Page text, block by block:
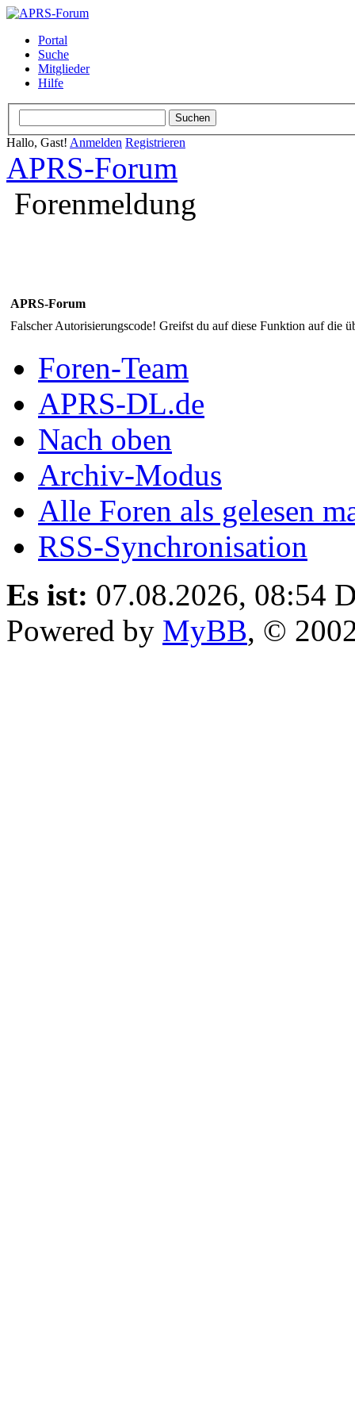
Portal
Suche
Mitglieder
Hilfe
Hallo, Gast! Anmelden Registrieren
APRS-Forum
Forenmeldung
APRS-Forum
Falscher Autorisierungscode! Greifst du auf diese Funktion auf die
Foren-Team
APRS-DL.de
Nach oben
Archiv-Modus
Alle Foren als gelesen
RSS-Synchronisation
Es ist: 07.08.2026, 08:54
Powered by MyBB, ©